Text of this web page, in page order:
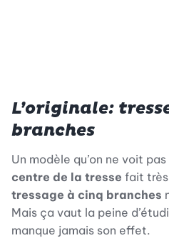
L’originale:
branches
Un modèle qu’on ne voit
centre de la tresse fait très
tressage à cinq branches
Mais ça vaut la peine
manque jamais son effet.